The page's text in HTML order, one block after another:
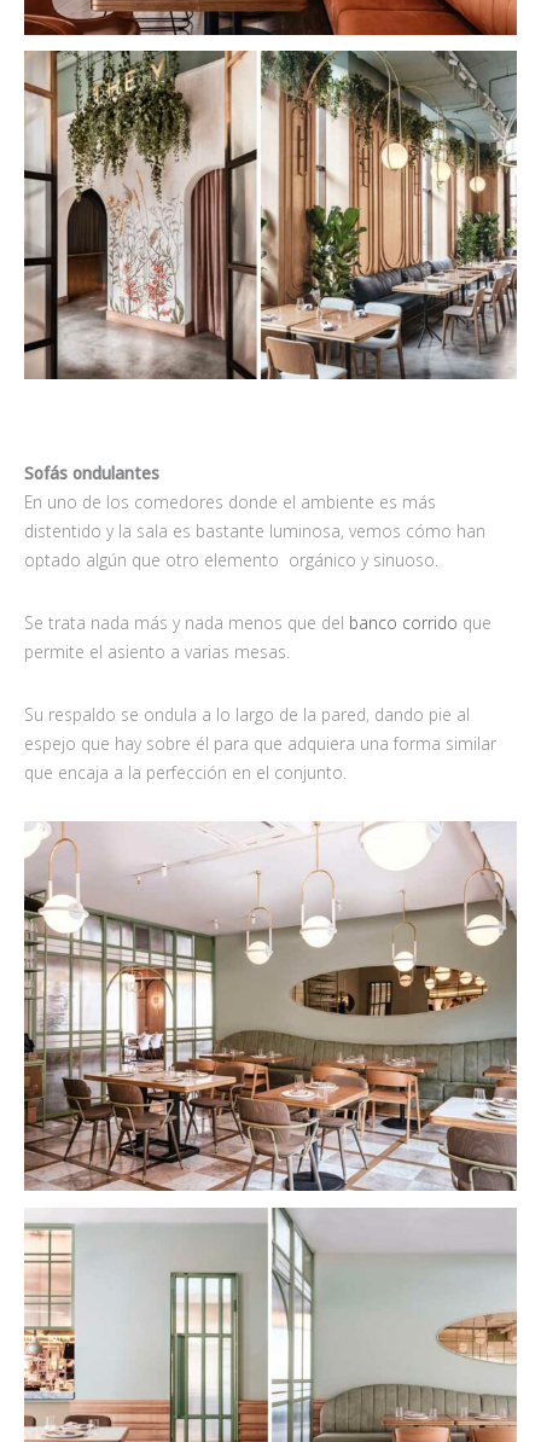
Sofás ondulantes
En uno de los comedores donde el ambiente es más
distentido y la sala es bastante luminosa, vemos cómo han
optado algún que otro elemento orgánico y sinuoso.
Se trata nada más y nada menos que del banco corrido que
permite el asiento a varias mesas.
Su respaldo se ondula a lo largo de la pared, dando pie al
espejo que hay sobre él para que adquiera una forma similar
que encaja a la perfección en el conjunto.